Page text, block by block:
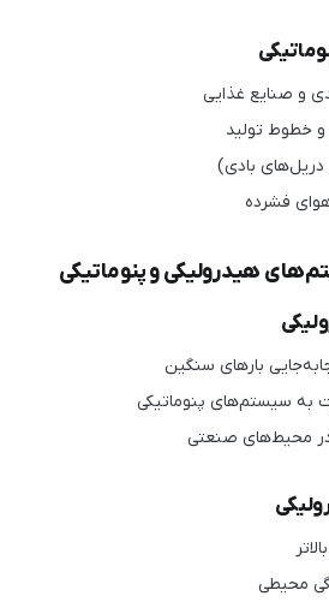
و صنایع غذایی
و خطوط تولید
دریل‌های بادی)
فشرده
هیدرولیکی و پنوماتیکی
بارهای سنگین
به سیستم‌های پنوماتیکی
در محیط‌های صنعتی
محیطی